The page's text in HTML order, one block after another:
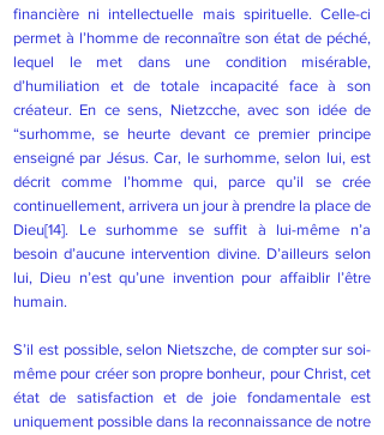
financière ni intellectuelle mais spirituelle. Celle-ci
permet à l’homme de reconnaître son état de péché,
lequel le met dans une condition misérable,
d’humiliation et de totale incapacité face à son
créateur. En ce sens, Nietzcche, avec son idée de
“surhomme, se heurte devant ce premier principe
enseigné par Jésus. Car, le surhomme, selon lui, est
décrit comme l’homme qui, parce qu’il se crée
continuellement, arrivera un jour à prendre la place de
Dieu[14]. Le surhomme se suffit à lui-même n’a
besoin d’aucune intervention divine. D’ailleurs selon
lui, Dieu n’est qu’une invention pour affaiblir l’être
humain.
S’il est possible, selon Nietszche, de compter sur soi-
même pour créer son propre bonheur, pour Christ, cet
état de satisfaction et de joie fondamentale est
uniquement possible dans la reconnaissance de notre